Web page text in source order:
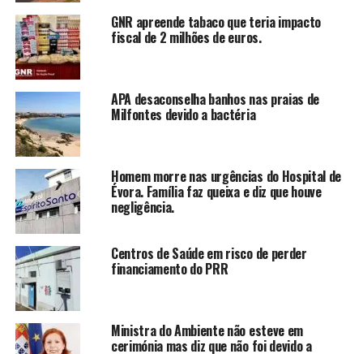
GNR apreende tabaco que teria impacto
fiscal de 2 milhões de euros.
APA desaconselha banhos nas praias de
Milfontes devido a bactéria
Homem morre nas urgências do Hospital de
Évora. Família faz queixa e diz que houve
negligência.
Centros de Saúde em risco de perder
financiamento do PRR
Ministra do Ambiente não esteve em
cerimónia mas diz que não foi devido a